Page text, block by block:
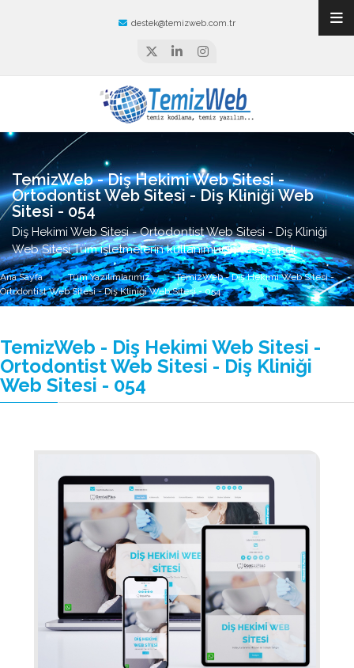
destek@temizweb.com.tr
TemizWeb - Diş Hekimi Web Sitesi -
Ortodontist Web Sitesi - Diş Kliniği Web
Sitesi - 054
Diş Hekimi Web Sitesi - Ortodontist Web Sitesi - Diş Kliniği
Web Sitesi Tüm işletmelerin kullanımı için tasarlandı.
Ana Sayfa Tüm Yazılımlarımız
TemizWeb - Diş Hekimi Web Sitesi -
Ortodontist Web Sitesi - Diş Kliniği Web Sitesi - 054
TemizWeb - Diş Hekimi Web Sitesi -
Ortodontist Web Sitesi - Diş Kliniği
Web Sitesi - 054